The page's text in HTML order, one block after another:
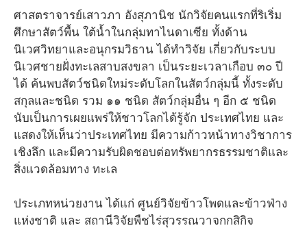
ศาสตราจารย์เสาวภา อังสุภานิช นักวิจัยคนแรกที่ริเริ่ม
ศึกษาสัตว์พื้น ใต้น้ำในกลุ่มทาไนดาเซีย ทั้งด้าน
นิเวศวิทยาและอนุกรมวิธาน ได้ทำวิจัย เกี่ยวกับระบบ
นิเวศชายฝั่งทะเลสาบสงขลา เป็นระยะเวลาเกือบ ๓๐ ปี
ได้ ค้นพบสัตว์ชนิดใหม่ระดับโลกในสัตว์กลุ่มนี้ ทั้งระดับ
สกุลและชนิด รวม ๑๑ ชนิด สัตว์กลุ่มอื่น ๆ อีก ๕ ชนิด
นับเป็นการเผยแพร่ให้ชาวโลกได้รู้จัก ประเทศไทย และ
แสดงให้เห็นว่าประเทศไทย มีความก้าวหน้าทางวิชาการ
เชิงลึก และมีความรับผิดชอบต่อทรัพยากรธรรมชาติและ
สิ่งแวดล้อมทาง ทะเล
ประเภทหน่วยงาน ได้แก่ ศูนย์วิจัยข้าวโพดและข้าวฟ่าง
แห่งชาติ และ สถานีวิจัยพืชไร่สุวรรณวาจกกสิกิจ